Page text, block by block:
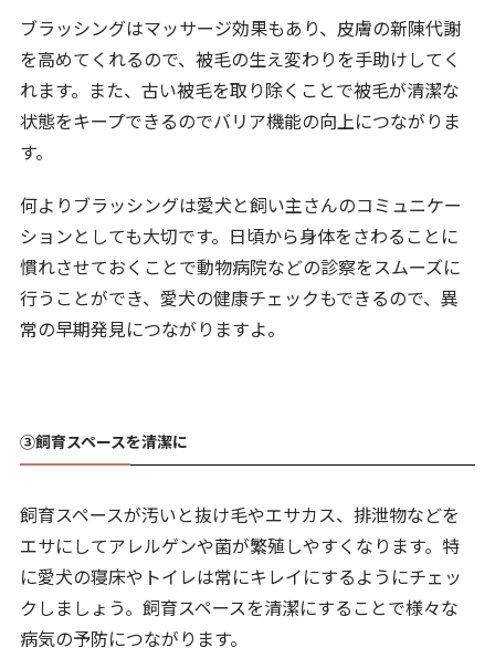
ブラッシングはマッサージ効果もあり、皮膚の新陳代謝
を高めてくれるので、被毛の生え変わりを手助けしてく
れます。また、古い被毛を取り除くことで被毛が清潔な
状態をキープできるのでバリア機能の向上につながりま
す。
何よりブラッシングは愛犬と飼い主さんのコミュニケー
ションとしても大切です。日頃から身体をさわることに
慣れさせておくことで動物病院などの診察をスムーズに
行うことができ、愛犬の健康チェックもできるので、異
常の早期発見につながりますよ。
③飼育スペースを清潔に
飼育スペースが汚いと抜け毛やエサカス、排泄物などを
エサにしてアレルゲンや菌が繁殖しやすくなります。特
に愛犬の寝床やトイレは常にキレイにするようにチェッ
クしましょう。飼育スペースを清潔にすることで様々な
病気の予防につながります。